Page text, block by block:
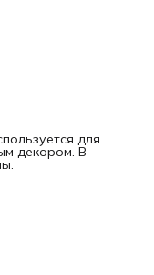
для
декором. В